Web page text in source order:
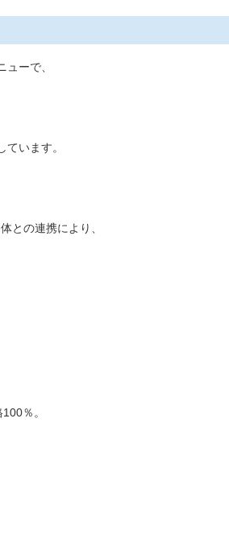
ーで、
います。
との連携により、
％。